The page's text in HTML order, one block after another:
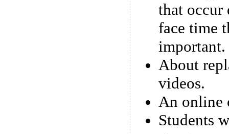
that occur
face time
important.
About
videos.
An online
Students